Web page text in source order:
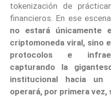
tokenización de
financieros. En ese
no estará únicamente
criptomoneda viral, sino
protocolos e
capturando la
institucional hacia un
operará, por primera